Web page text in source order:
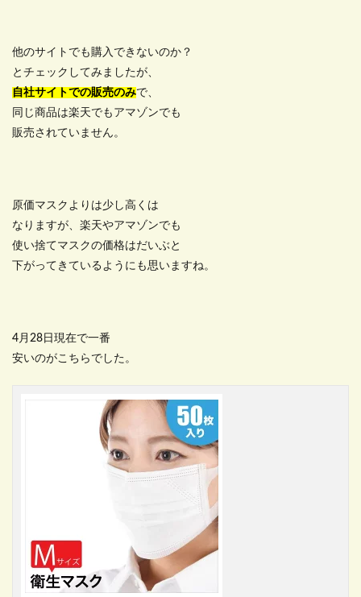
他のサイトでも購入できないのか？
とチェックしてみましたが、
自社サイトでの販売のみで、
同じ商品は楽天でもアマゾンでも
販売されていません。
原価マスクよりは少し高くは
なりますが、楽天やアマゾンでも
使い捨てマスクの価格はだいぶと
下がってきているようにも思いますね。
4月28日現在で一番
安いのがこちらでした。